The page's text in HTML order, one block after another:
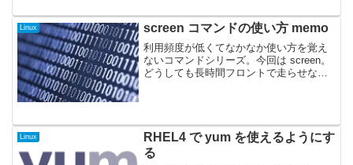
Linux screen コマンドの使い方 memo
利用頻度が低くてなかなか使い方を覚え
ないコマンドシリーズ。今回は screen。
どうしても長時間フロントで走らせなき
る感じ。基本操...
Linux
RHEL4 で yum を使えるようにす
る